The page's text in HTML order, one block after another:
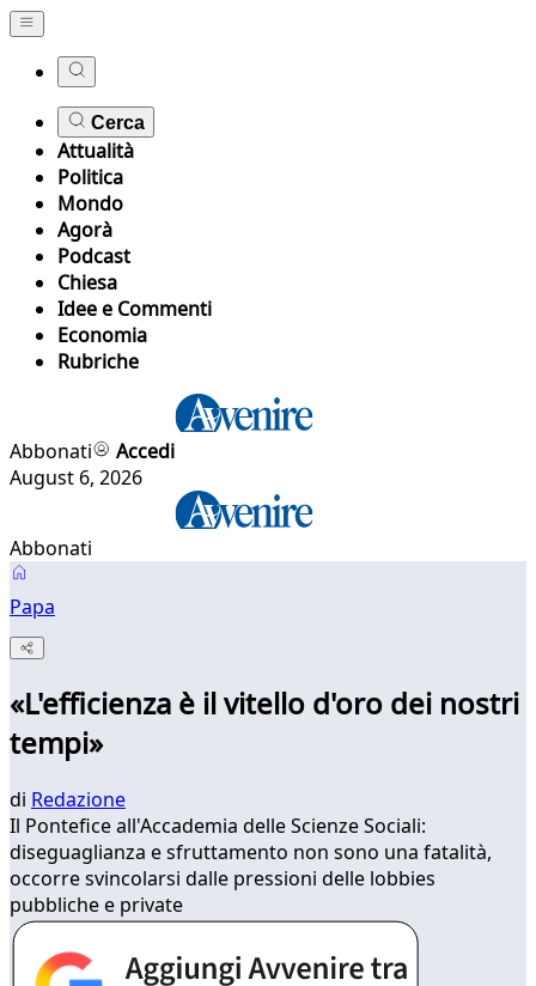
Cerca
Attualità
Politica
Mondo
Agorà
Podcast
Chiesa
Idee e Commenti
Economia
Rubriche
Abbonati
Accedi
August 6, 2026
Abbonati
Papa
«L'efficienza è il vitello d'oro dei nostri
tempi»
di Redazione
Il Pontefice all'Accademia delle Scienze Sociali:
diseguaglianza e sfruttamento non sono una fatalità,
occorre svincolarsi dalle pressioni delle lobbies
pubbliche e private